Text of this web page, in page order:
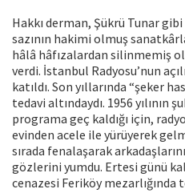
Hakkı derman, Şükrü Tunar
sazının hakimi olmuş
hâlâ hâfızalardan silinmemiş
verdi. İstanbul Radyosu’nun
katıldı. Son yıllarında “şeker
tedavi altındaydı. 1956 yılının
programa geç kaldığı için,
evinden acele ile yürüyerek
sırada fenalaşarak
gözlerini yumdu. Ertesi günü
cenazesi Feriköy mezarlığında